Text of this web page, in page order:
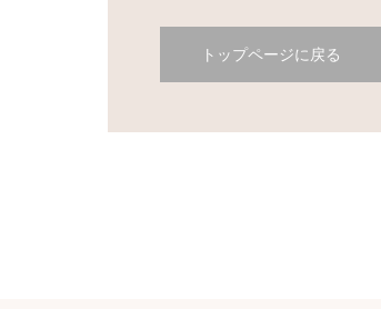
トップページに戻る